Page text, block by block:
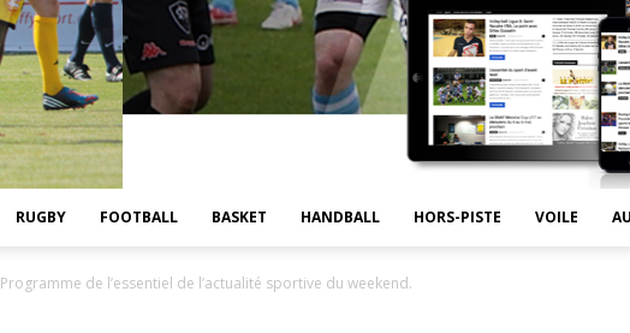
RUGBY FOOTBALL BASKET HANDBALL HORS-PISTE VOILE
Programme de l’essentiel de l’actualité sportive du weekend.